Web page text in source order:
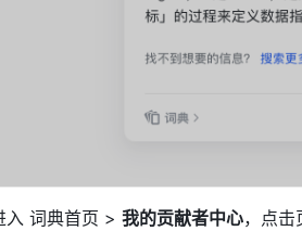
入 词典首页 > 我的贡献者中心，点击